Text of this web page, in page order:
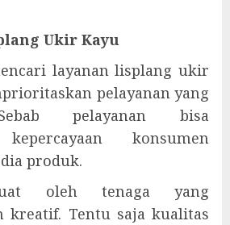
Ukir Kayu
layanan lisplang ukir
pelayanan yang
pelayanan bisa
konsumen
produk.
oleh tenaga yang
kreatif. Tentu saja kualitas